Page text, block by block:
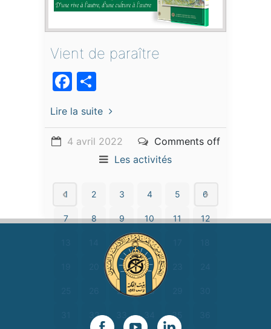
Vient de paraître
Facebook
Lire la suite
4 avril 2022
Comments off
Les activités
1 2 3 4 5 6
7 8 9 10 11 12
15 16
21 22
27 28
32 35